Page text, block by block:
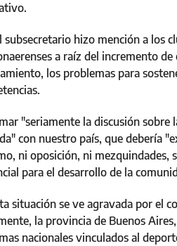
hizo mención a los
a raíz del incremento
los problemas para
"seriamente la discusión
con nuestro país, que debería
ni oposición, ni mezquindades,
para el desarrollo de la
situación se ve agravada por el
la provincia de Buenos
nacionales vinculados al